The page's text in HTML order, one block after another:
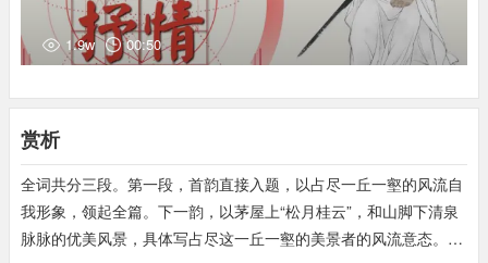
荷蒉人：挑草筐之人。
穷达：指人生路上的困顿与显达。
1.9w 00:50
赏析
全词共分三段。第一段，首韵直接入题，以占尽一丘一壑的风流自
我形象，领起全篇。下一韵，以茅屋上“松月桂云”，和山脚下清泉
脉脉的优美风景，具体写占尽这一丘一壑的美景者的风流意态。以